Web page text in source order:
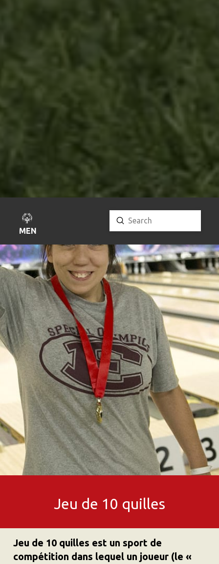
MENU
Search
Submit
Jeu de 10 quilles
Jeu de 10 quilles est un sport de
compétition dans lequel un joueur (le «